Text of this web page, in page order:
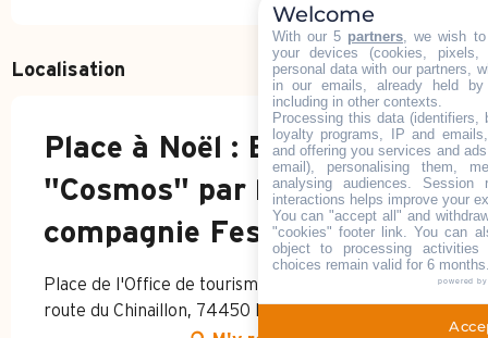
Localisation
Place à Noël : Espace
"Cosmos" par la
compagnie Festijeux
Place de l'Office de tourisme du Chinaillon, 6910
route du Chinaillon, 74450 Le Grand-Bornand
Welcome
With our 5 partners, we wish to
your devices (cookies,
personal data with our partners,
in our emails, already held
including in other contexts.
Processing this data (identifiers,
loyalty programs, IP and
and offering you services and
email), personalising them,
analysing audiences.
interactions helps improve your
You can "accept all" and
"cookies" footer link. You can
object to processing
choices remain valid for 6
powered by